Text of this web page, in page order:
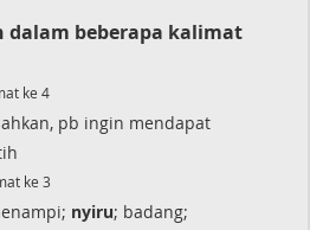
dalam beberapa kalimat
ke 4
pb ingin mendapat
ke 3
nyiru; badang;